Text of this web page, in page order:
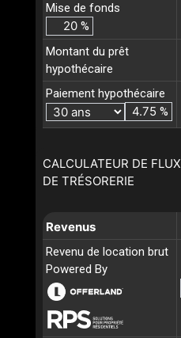
Mise de fonds
%
Montant du prêt
hypothécaire
Paiement hypothécaire
%
CALCULATEUR DE FLUX
DE TRÉSORERIE
Revenus
Revenu de location brut
Powered By